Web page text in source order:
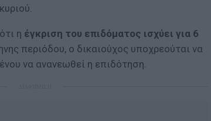
η έγκριση του επιδόματος ισχύει για 6
περιόδου, ο δικαιούχος υποχρεούται να
να ανανεωθεί η επιδότηση.